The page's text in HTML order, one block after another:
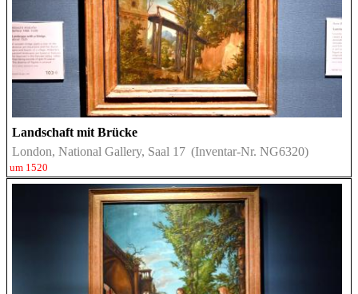
Landschaft mit Brücke
London, National Gallery, Saal 17 (Inventar-Nr. NG6320)
um 1520